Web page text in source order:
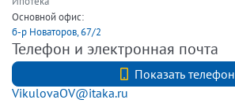
Основной офис:
б-р Новаторов, 67/2
Телефон и электронная почта
Показать телефон
VikulovaOV@itaka.ru